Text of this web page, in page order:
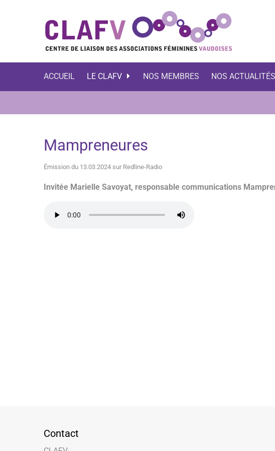
ACCUEIL LE CLAFV NOS MEMBRES NOS ACTUALITÉS
Mampreneures
Émission du 13.03.2024 sur Redline-Radio
Invitée Marielle Savoyat, responsable communications
Contact